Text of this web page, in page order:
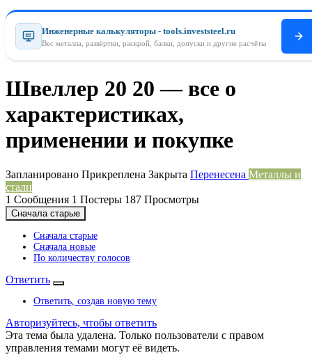
Инженерные калькуляторы - tools.investsteel.ru
Вес металла, развёртки, раскрой, балки, допуски и другие расчёты
Швеллер 20 20 — все о
характеристиках,
применении и покупке
Запланировано Прикреплена Закрыта Перенесена Металлы и
стали
1 Сообщения 1 Постеры 187 Просмотры
Сначала старые
Сначала старые
Сначала новые
По количеству голосов
Ответить
Ответить, создав новую тему
Авторизуйтесь, чтобы ответить
Эта тема была удалена. Только пользователи с правом
управления темами могут её видеть.